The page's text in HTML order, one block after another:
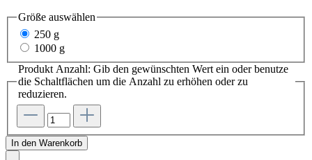
Größe auswählen
250 g
1000 g
Produkt Anzahl: Gib den gewünschten Wert ein oder benutze
die Schaltflächen um die Anzahl zu erhöhen oder zu
reduzieren.
In den Warenkorb